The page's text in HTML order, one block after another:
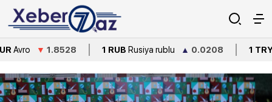
1.8528 1 RUB Rusiya rublu ▲0.0208 1 TRY Türkiyə